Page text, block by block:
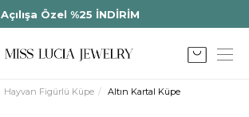
Açılışa Özel %25 İNDİRİM
Hayvan Figürlü Küpe Altın Kartal Küpe